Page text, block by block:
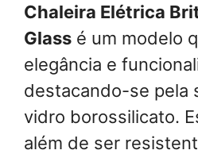
Chaleira Elétrica
Glass é um modelo
elegância e
destacando-se pela
vidro borossilicato.
além de ser